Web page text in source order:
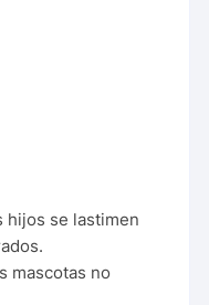
hijos se lastimen
mascotas no